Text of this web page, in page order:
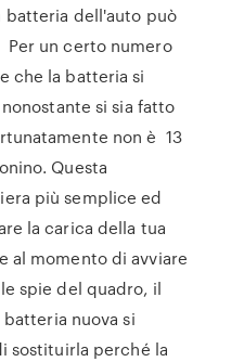
batteria dell'auto può
un certo numero
che la batteria si
si sia fatto
non è 13
Questa
più semplice ed
la carica della tua
al momento di avviare
spie del quadro, il
nuova si
sostituirla perché la